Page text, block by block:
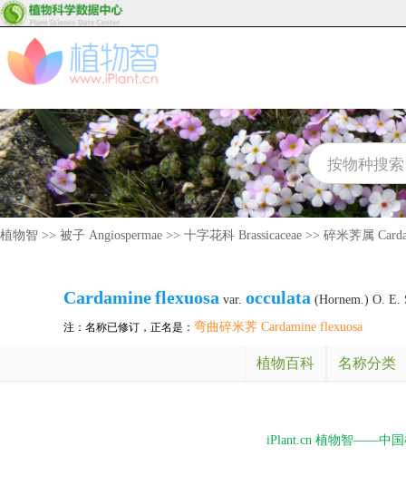
植物智 >> 被子 Angiospermae >> 十字花科 Brassicaceae >> 碎米荠属
Cardamineflexuosa var. occulata (Hornem.) O. E.
注：名称已修订，正名是： 弯曲碎米荠 Cardamine flexuosa
植物百科 名称分类
iPlant.cn 植物智——中国